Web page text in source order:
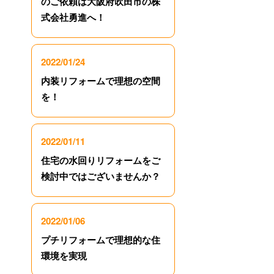
式会社勇進へ！
2022/01/24
内装リフォームで理想の空間
を！
2022/01/11
住宅の水回りリフォームをご
検討中ではございませんか？
2022/01/06
プチリフォームで理想的な住
環境を実現